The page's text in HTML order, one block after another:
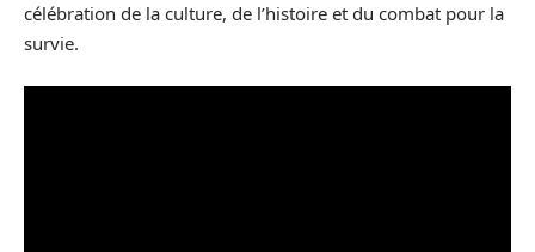
célébration de la culture, de l’histoire et du combat pour la
survie.